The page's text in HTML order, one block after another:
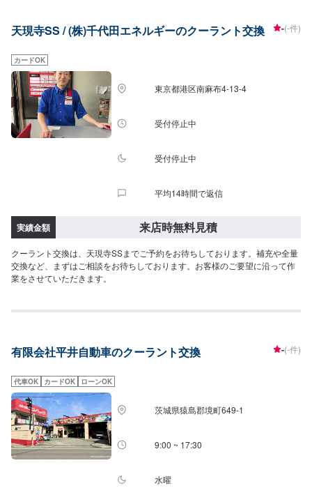
天現寺SS / (株)千代田エネルギーのクーラント交換 -(-件)
カードOK
東京都港区南麻布4-13-4
受付停止中
受付停止中
平均14時間で返信
実績金額 来店時無料見積
クーラント交換は、天現寺SSまでご予約をお待ちしております。補充や全量
交換など、まずはご相談をお待ちしております。お客様のご要望に沿って作
業をさせていただきます。
有限会社平井自動車のクーラント交換 -(-件)
代車OK カードOK ローンOK
茨城県猿島郡境町649-1
9:00 ~ 17:30
水曜